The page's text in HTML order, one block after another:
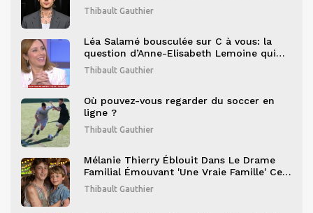
Blues
Thibault Gauthier
Léa Salamé bousculée sur C à vous: la
question d’Anne-Elisabeth Lemoine qui
ravive les doutes sur Quelle Époque!
Thibault Gauthier
Où pouvez-vous regarder du soccer en
ligne ?
Thibault Gauthier
Mélanie Thierry Éblouit Dans Le Drame
Familial Émouvant 'Une Vraie Famille' Ce
Soir Sur M6
Thibault Gauthier